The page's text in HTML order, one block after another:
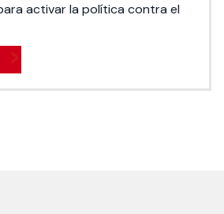
activar la política contra el